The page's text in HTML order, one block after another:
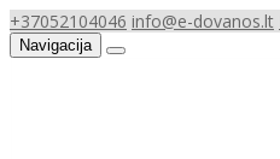
+37052104046 info@e-dovanos.lt
Navigacija